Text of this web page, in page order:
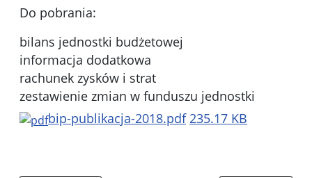
Do pobrania:
bilans jednostki budżetowej
informacja dodatkowa
rachunek zysków i strat
zestawienie zmian w funduszu jednostki
bip-publikacja-2018.pdf 235.17 KB